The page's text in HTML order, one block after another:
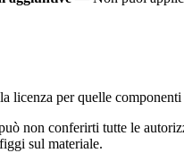
licenza per quelle
non conferirti tutte le
sul materiale.